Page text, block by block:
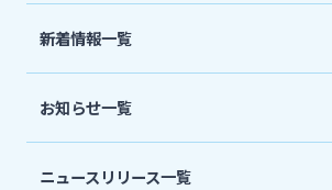
法人・個人事業主のお客さま
宮崎銀行について
新着情報一覧
お知らせ一覧
ニュースリリース一覧